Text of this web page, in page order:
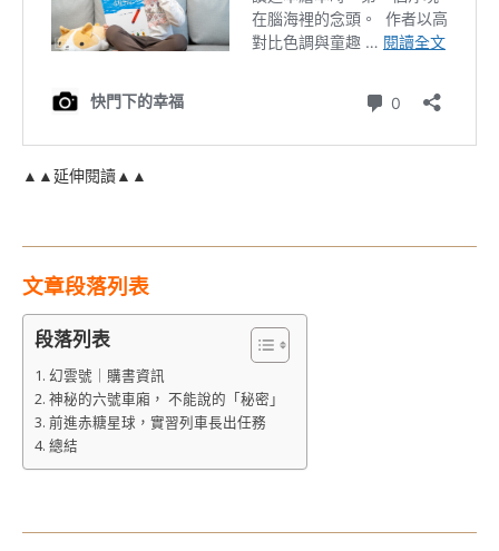
▲▲延伸閱讀▲▲
文章段落列表
段落列表
幻雲號｜購書資訊
神秘的六號車廂， 不能說的「秘密」
前進赤糖星球，實習列車長出任務
總結